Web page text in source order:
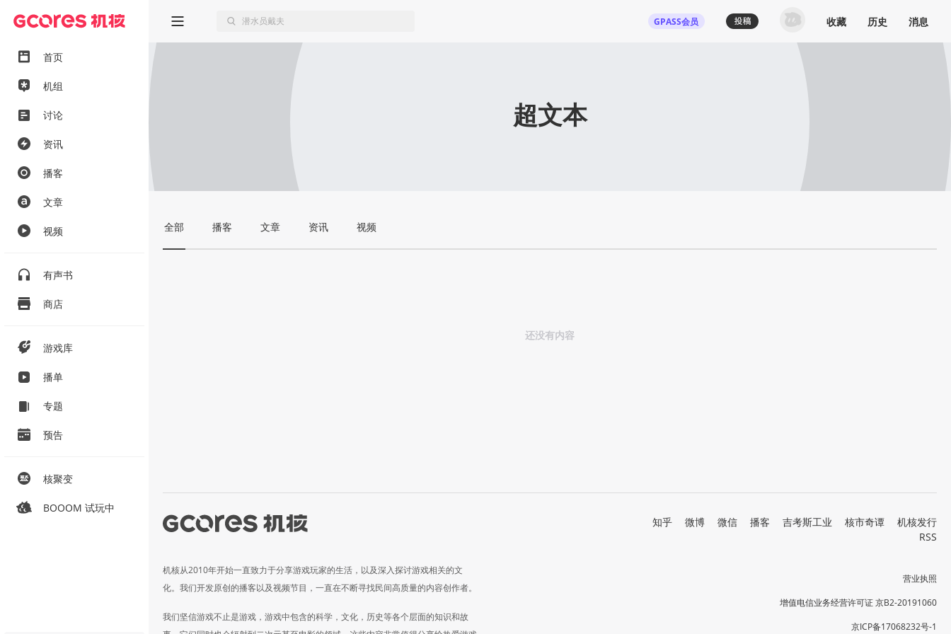
首页
机组
讨论
资讯
播客
文章
视频
有声书
商店
游戏库
播单
专题
预告
核聚变
BOOOM 试玩中
GPASS会员 收藏 历史 消息
超文本
全部 播客 文章 资讯 视频
还没有内容
机核从2010年开始一直致力于分享游戏玩家的生活，以及深入探讨游戏相关的文
化。我们开发原创的播客以及视频节目，一直在不断寻找民间高质量的内容创作者。
我们坚信游戏不止是游戏，游戏中包含的科学，文化，历史等各个层面的知识和故
知乎 微博 微信 播客 吉考斯工业 核市奇谭
机核发行
RSS
营业执照
增值电信业务经营许可证 京B2-20191060
京ICP备17068232号-1